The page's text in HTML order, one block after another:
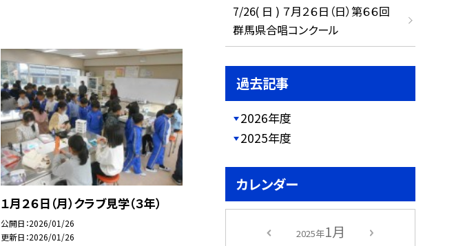
１月２６日（月）クラブ見学（３年）
公開日 2026/01/26
更新日 2026/01/26
7/26( 日 ) ７月２６日（日）第６６回
群馬県合唱コンクール
過去記事
2026年度
2025年度
カレンダー
2025年1月